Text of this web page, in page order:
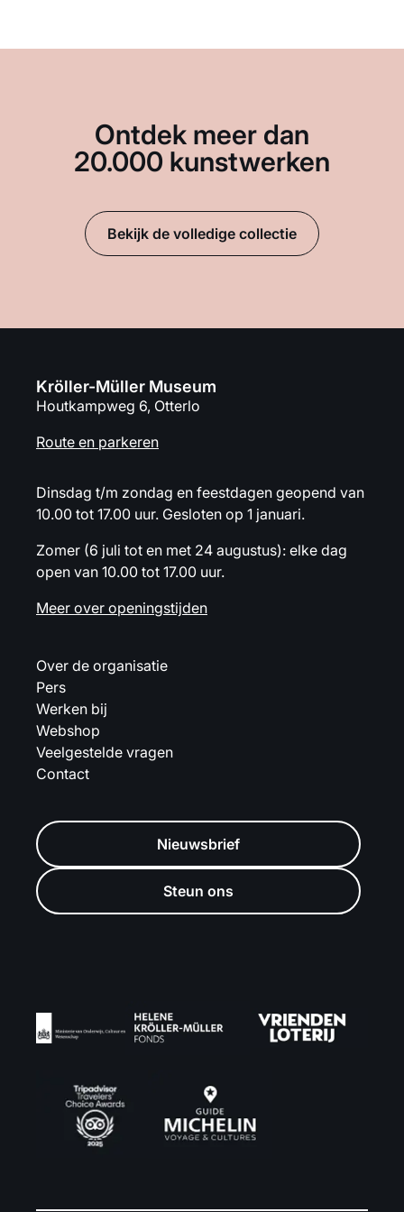
Ontdek meer dan
20.000 kunstwerken
Bekijk de volledige collectie
Kröller-Müller Museum
Houtkampweg 6, Otterlo
Route en parkeren
Dinsdag t/m zondag en feestdagen geopend van
10.00 tot 17.00 uur. Gesloten op 1 januari.
Zomer (6 juli tot en met 24 augustus): elke dag
open van 10.00 tot 17.00 uur.
Meer over openingstijden
Over de organisatie
Pers
Werken bij
Webshop
Veelgestelde vragen
Contact
Nieuwsbrief
Steun ons